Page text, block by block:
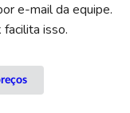
e-mail da equipe.
isso.